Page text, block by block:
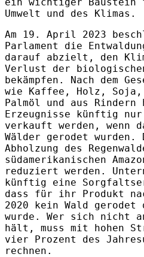
Umwelt und des Klimas.
Am 19. April 2023
Parlament die
darauf abzielt, den
Verlust der
bekämpfen. Nach dem
wie Kaffee, Holz, Soja,
Palmöl und aus
Erzeugnisse künftig
verkauft werden, wenn
Wälder gerodet
Abholzung des
südamerikanischen
reduziert werden.
künftig eine
dass für ihr Produkt
2020 kein Wald gerodet
wurde. Wer sich nicht
hält, muss mit hohen
vier Prozent des
rechnen.